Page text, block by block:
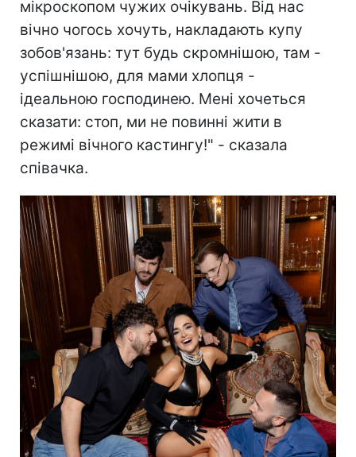
мікроскопом чужих очікувань. Від нас
вічно чогось хочуть, накладають купу
зобов'язань: тут будь скромнішою, там -
успішнішою, для мами хлопця -
ідеальною господинею. Мені хочеться
сказати: стоп, ми не повинні жити в
режимі вічного кастингу!" - сказала
співачка.